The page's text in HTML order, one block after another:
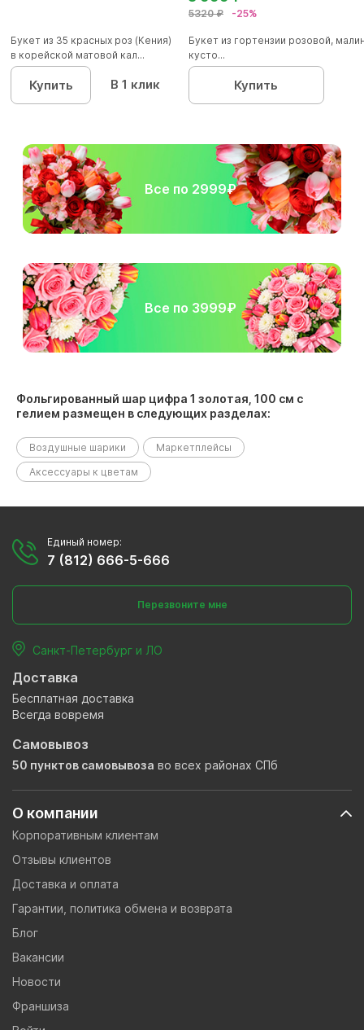
Букет из 35 красных роз (Кения)
в корейской матовой кал...
Купить В 1 клик
5320 ₽ -25%
Букет из гортензии розовой,
кусто...
Купить
Все по 2999₽
Все по 3999₽
Фольгированный шар цифра 1 золотая, 100 см с
гелием размещен в следующих разделах:
Воздушные шарики
Маркетплейсы
Аксессуары к цветам
О компании
Корпоративным клиентам
Отзывы клиентов
Доставка и оплата
Гарантии, политика обмена и возврата
Блог
Вакансии
Новости
Франшиза
Единый номер:
7 (812) 666-5-666
Перезвоните мне
Санкт-Петербург и ЛО
Доставка
Бесплатная доставка
Всегда вовремя
Самовывоз
50 пунктов самовывоза во всех районах СПб